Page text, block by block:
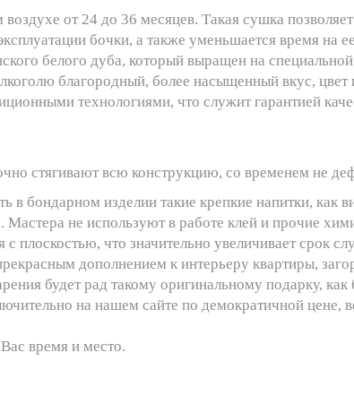
от 24 до 36 месяцев. Такая сушка
бочки, а также уменьшается время на
белого дуба, который выращен на
благородный, более насыщенный вкус, цвет
технологиями, что служит гарантией
стягивают всю конструкцию, со временем не
бондарном изделии такие крепкие напитки, как
Мастера не используют в работе клей и прочие
с плоскостью, что значительно увеличивает срок
дополнением к интерьеру квартиры,
будет рад такому оригинальному подарку, как
на нашем сайте по демократичной цене,
время и место.